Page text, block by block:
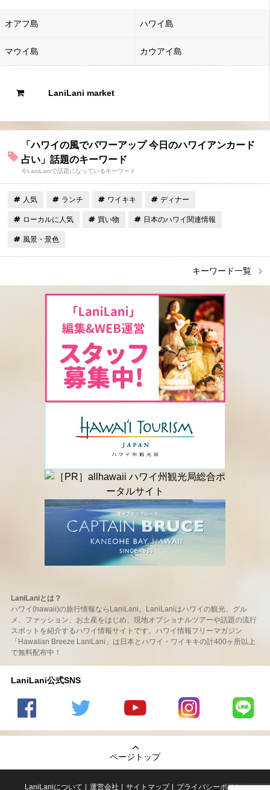
オアフ島 ハワイ島
マウイ島 カウアイ島
LaniLani market
「ハワイの風でパワーアップ 今日のハワイアンカード
占い」話題のキーワード
今LaniLaniで話題になっているキーワード
人気 ランチ ワイキキ ディナー
ローカルに人気 買い物 日本のハワイ関連情報
風景・景色
キーワード一覧
LaniLaniとは？
ハワイ(hawaii)の旅行情報ならLaniLani。LaniLaniはハワイの観光、グル
メ、ファッション、お土産をはじめ、現地オプショナルツアーや話題の流行
スポットを紹介するハワイ情報サイトです。ハワイ情報フリーマガジン
「Hawaiian Breeze LaniLani」は日本とハワイ・ワイキキの計400ヶ所以上
で無料配布中！
LaniLani公式SNS
の
のtwitter
の
Youtube
チャンネ
LaniLani
LaniLani
ページトップ
LaniLaniについて 運営会社 サイトマップ プライバシーポリシー